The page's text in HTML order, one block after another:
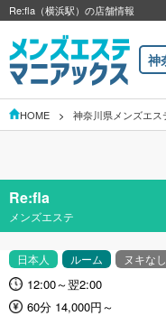
Re:fla（横浜駅）の店舗情報
神
HOME 神奈川県メンズエス
Re:fla
メンズエステ
日本人 ルーム ヌキなし
12:00～翌2:00
60分 14,000円～